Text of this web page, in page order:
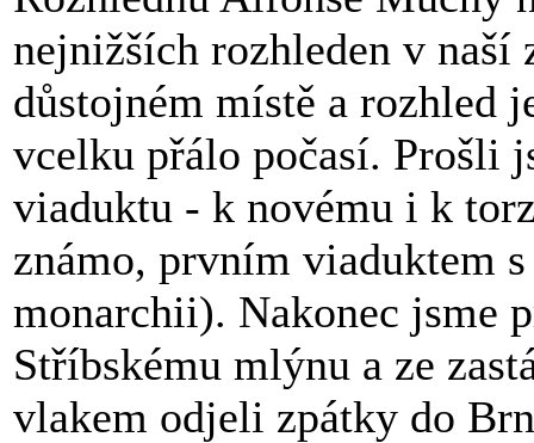
nejnižších rozhleden v naší
důstojném místě a rozhled
vcelku přálo počasí. Prošli
viaduktu - k novému i k
známo, prvním viaduktem
monarchii). Nakonec jsme
Stříbskému mlýnu a ze
vlakem odjeli zpátky do